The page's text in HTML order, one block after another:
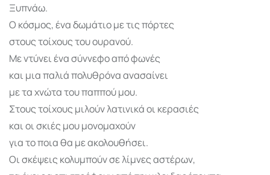
Ξυπνάω.
Ο κόσμος, ένα δωμάτιο με τις πόρτες
στους τοίχους του ουρανού.
Με ντύνει ένα σύννεφο από φωνές
και μια παλιά πολυθρόνα ανασαίνει
με τα χνώτα του παππού μου.
Στους τοίχους μιλούν λατινικά οι κερασιές
και οι σκιές μου μονομαχούν
για το ποια θα με ακολουθήσει.
Οι σκέψεις κολυμπούν σε λίμνες αστέρων,